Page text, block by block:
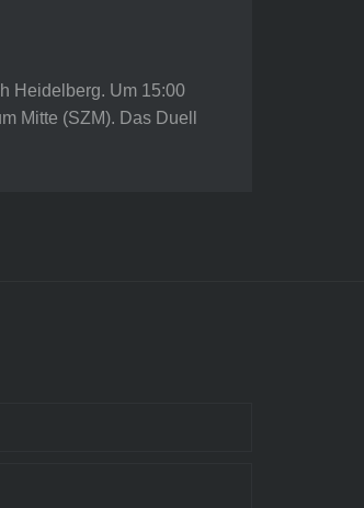
Heidelberg. Um 15:00
Mitte (SZM). Das Duell